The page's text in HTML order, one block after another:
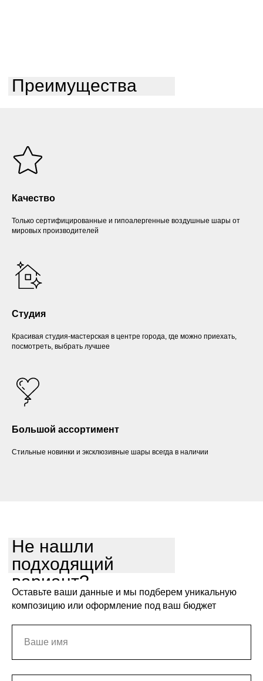
Преимущества
Качество
Только сертифицированные и гипоалергенные воздушные шары от
мировых производителей
Студия
Красивая студия-мастерская в центре города, где можно приехать,
посмотреть, выбрать лучшее
Большой ассортимент
Стильные новинки и эксклюзивные шары всегда в наличии
Не нашли
подходящий
вариант?
Оставьте ваши данные и мы подберем уникальную
композицию или оформление под ваш бюджет